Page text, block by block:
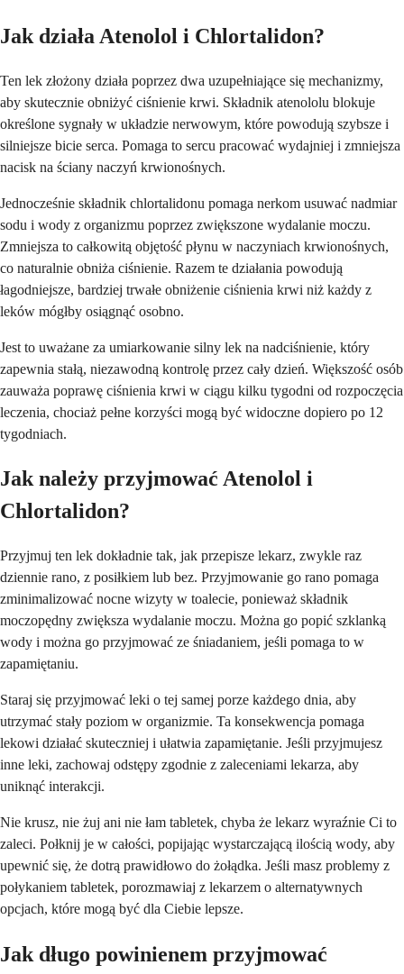
Jak działa Atenolol i Chlortalidon?
Ten lek złożony działa poprzez dwa uzupełniające się mechanizmy,
aby skutecznie obniżyć ciśnienie krwi. Składnik atenololu blokuje
określone sygnały w układzie nerwowym, które powodują szybsze i
silniejsze bicie serca. Pomaga to sercu pracować wydajniej i zmniejsza
nacisk na ściany naczyń krwionośnych.
Jednocześnie składnik chlortalidonu pomaga nerkom usuwać nadmiar
sodu i wody z organizmu poprzez zwiększone wydalanie moczu.
Zmniejsza to całkowitą objętość płynu w naczyniach krwionośnych,
co naturalnie obniża ciśnienie. Razem te działania powodują
łagodniejsze, bardziej trwałe obniżenie ciśnienia krwi niż każdy z
leków mógłby osiągnąć osobno.
Jest to uważane za umiarkowanie silny lek na nadciśnienie, który
zapewnia stałą, niezawodną kontrolę przez cały dzień. Większość osób
zauważa poprawę ciśnienia krwi w ciągu kilku tygodni od rozpoczęcia
leczenia, chociaż pełne korzyści mogą być widoczne dopiero po 12
tygodniach.
Jak należy przyjmować Atenolol i
Chlortalidon?
Przyjmuj ten lek dokładnie tak, jak przepisze lekarz, zwykle raz
dziennie rano, z posiłkiem lub bez. Przyjmowanie go rano pomaga
zminimalizować nocne wizyty w toalecie, ponieważ składnik
moczopędny zwiększa wydalanie moczu. Można go popić szklanką
wody i można go przyjmować ze śniadaniem, jeśli pomaga to w
zapamiętaniu.
Staraj się przyjmować leki o tej samej porze każdego dnia, aby
utrzymać stały poziom w organizmie. Ta konsekwencja pomaga
lekowi działać skuteczniej i ułatwia zapamiętanie. Jeśli przyjmujesz
inne leki, zachowaj odstępy zgodnie z zaleceniami lekarza, aby
uniknąć interakcji.
Nie krusz, nie żuj ani nie łam tabletek, chyba że lekarz wyraźnie Ci to
zaleci. Połknij je w całości, popijając wystarczającą ilością wody, aby
upewnić się, że dotrą prawidłowo do żołądka. Jeśli masz problemy z
połykaniem tabletek, porozmawiaj z lekarzem o alternatywnych
opcjach, które mogą być dla Ciebie lepsze.
Jak długo powinienem przyjmować